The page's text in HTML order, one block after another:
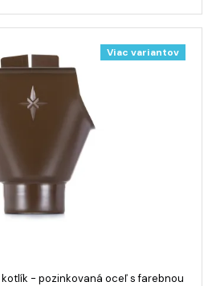
Viac variantov
- pozinkovaná oceľ s farebnou